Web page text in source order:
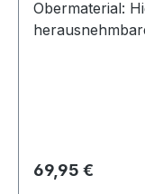
Obermaterial:
Regulärer Preis:
69,95 €